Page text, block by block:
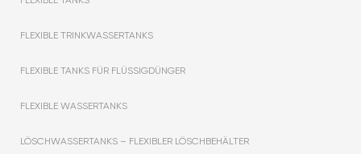
FLEXIBLE TRINKWASSERTANKS
FLEXIBLE TANKS FÜR FLÜSSIGDÜNGER
FLEXIBLE WASSERTANKS
LÖSCHWASSERTANKS – FLEXIBLER LÖSCHBEHÄLTER